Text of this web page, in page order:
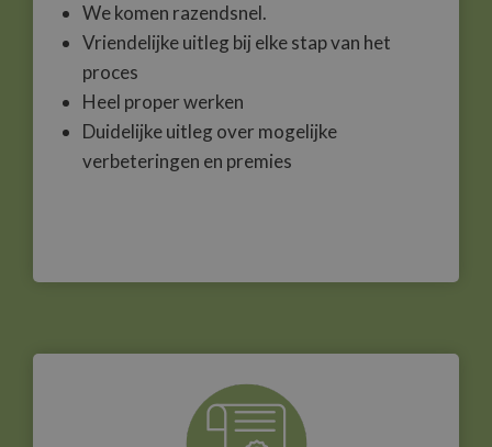
We komen razendsnel.
Vriendelijke uitleg bij elke stap van het
proces
Heel proper werken
Duidelijke uitleg over mogelijke
verbeteringen en premies